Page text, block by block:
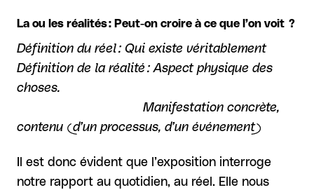
La ou les réalités : Peut-on croire à ce que l’on voit ?
Définition du réel : Qui existe véritablement
Définition de la réalité : Aspect physique des
choses.
Manifestation concrète,
contenu (d’un processus, d’un événement)
Il est donc évident que l’exposition interroge
notre rapport au quotidien, au réel. Elle nous